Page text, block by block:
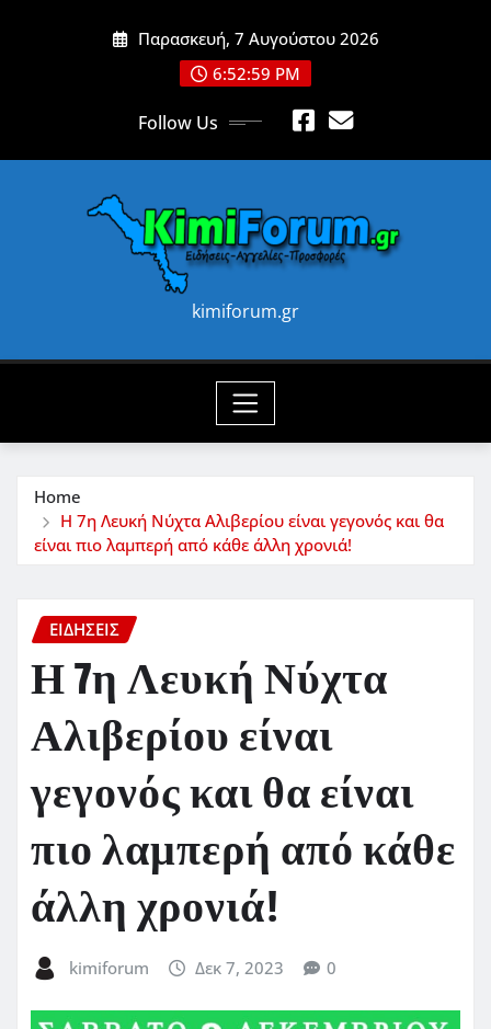
Παρασκευή, 7 Αυγούστου 2026
6:53:01 PM
Follow Us
kimiforum.gr
Home
Η 7η Λευκή Νύχτα Αλιβερίου είναι γεγονός και θα
είναι πιο λαμπερή από κάθε άλλη χρονιά!
ΕΙΔΗΣΕΙΣ
Η 7η Λευκή Νύχτα
Αλιβερίου είναι
γεγονός και θα είναι
πιο λαμπερή από κάθε
άλλη χρονιά!
kimiforum Δεκ 7, 2023 0